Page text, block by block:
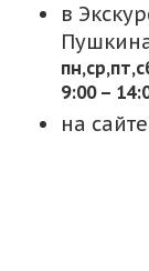
в
9:00 –
на